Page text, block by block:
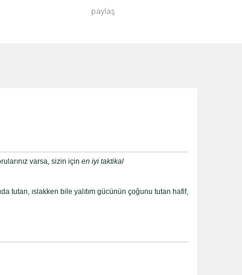
paylaş
varsa, sizin için en iyi taktikal
tutan, ıslakken bile yalıtım gücünün çoğunu tutan hafif,